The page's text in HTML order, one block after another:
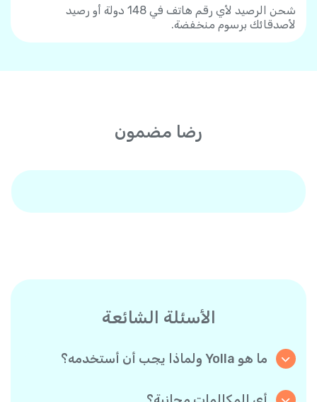
شحن الرصيد لأي رقم هاتف في 148 دولة أو رصيد
لأصدقائك برسوم منخفضة.
رضا مضمون
الأسئلة الشائعة
ما هو Yolla ولماذا يجب أن أستخدمه؟